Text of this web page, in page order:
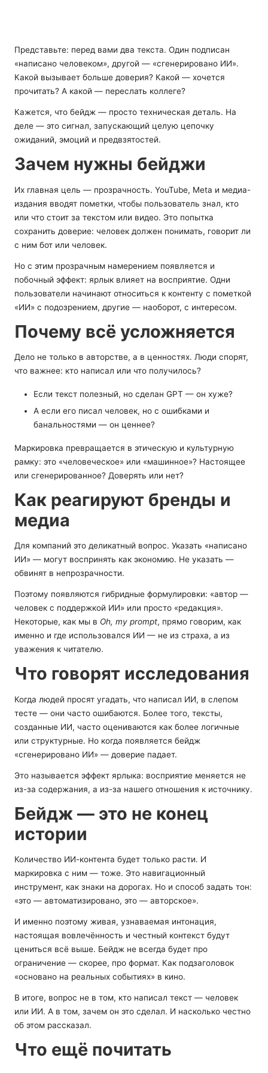
Представьте: перед вами два текста. Один подписан
«написано человеком», другой — «сгенерировано ИИ».
Какой вызывает больше доверия? Какой — хочется
прочитать? А какой — переслать коллеге?
Кажется, что бейдж — просто техническая деталь. На
деле — это сигнал, запускающий целую цепочку
ожиданий, эмоций и предвзятостей.
Зачем нужны бейджи
Их главная цель — прозрачность. YouTube, Meta и медиа-
издания вводят пометки, чтобы пользователь знал, кто
или что стоит за текстом или видео. Это попытка
сохранить доверие: человек должен понимать, говорит ли
с ним бот или человек.
Но с этим прозрачным намерением появляется и
побочный эффект: ярлык влияет на восприятие. Одни
пользователи начинают относиться к контенту с пометкой
«ИИ» с подозрением, другие — наоборот, с интересом.
Почему всё усложняется
Дело не только в авторстве, а в ценностях. Люди спорят,
что важнее: кто написал или что получилось?
Если текст полезный, но сделан GPT — он хуже?
А если его писал человек, но с ошибками и
банальностями — он ценнее?
Маркировка превращается в этическую и культурную
рамку: это «человеческое» или «машинное»? Настоящее
или сгенерированное? Доверять или нет?
Как реагируют бренды и
медиа
Для компаний это деликатный вопрос. Указать «написано
ИИ» — могут воспринять как экономию. Не указать —
обвинят в непрозрачности.
Поэтому появляются гибридные формулировки: «автор —
человек с поддержкой ИИ» или просто «редакция».
Некоторые, как мы в Oh, my prompt, прямо говорим, как
именно и где использовался ИИ — не из страха, а из
уважения к читателю.
Что говорят исследования
Когда людей просят угадать, что написал ИИ, в слепом
тесте — они часто ошибаются. Более того, тексты,
созданные ИИ, часто оцениваются как более логичные
или структурные. Но когда появляется бейдж
«сгенерировано ИИ» — доверие падает.
Это называется эффект ярлыка: восприятие меняется не
из-за содержания, а из-за нашего отношения к источнику.
Бейдж — это не конец
истории
Количество ИИ-контента будет только расти. И
маркировка с ним — тоже. Это навигационный
инструмент, как знаки на дорогах. Но и способ задать тон:
«это — автоматизировано, это — авторское».
И именно поэтому живая, узнаваемая интонация,
настоящая вовлечённость и честный контекст будут
цениться всё выше. Бейдж не всегда будет про
ограничение — скорее, про формат. Как подзаголовок
«основано на реальных событиях» в кино.
В итоге, вопрос не в том, кто написал текст — человек
или ИИ. А в том, зачем он это сделал. И насколько честно
об этом рассказал.
Что ещё почитать